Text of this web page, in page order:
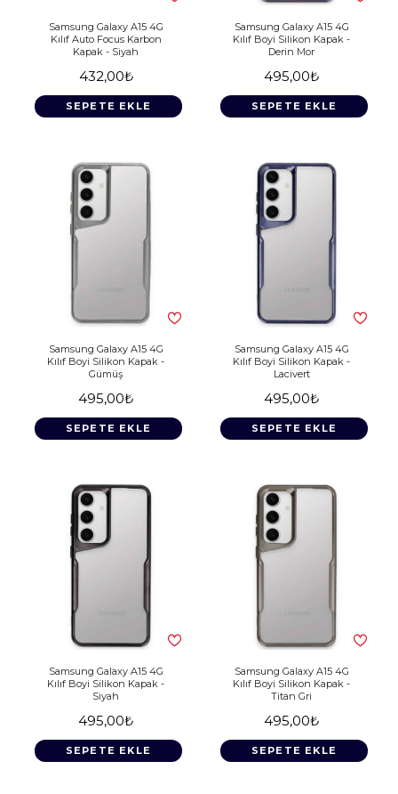
Samsung Galaxy A15 4G
Kılıf Auto Focus Karbon
Kapak - Siyah
432,00₺
SEPETE EKLE
Samsung Galaxy A15 4G
Kılıf Boyi Silikon Kapak -
Derin Mor
495,00₺
SEPETE EKLE
Samsung Galaxy A15 4G
Kılıf Boyi Silikon Kapak -
Gümüş
495,00₺
SEPETE EKLE
Samsung Galaxy A15 4G
Kılıf Boyi Silikon Kapak -
Lacivert
495,00₺
SEPETE EKLE
Samsung Galaxy A15 4G
Kılıf Boyi Silikon Kapak -
Siyah
495,00₺
SEPETE EKLE
Samsung Galaxy A15 4G
Kılıf Boyi Silikon Kapak -
Titan Gri
495,00₺
SEPETE EKLE